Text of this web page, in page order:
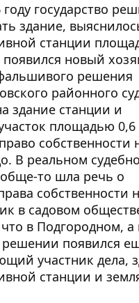
году государство
здание,
станции
появился новый
решения
районного
здание станции и
площадью 0,6
собственности
В реальном
то шла речь о
собственности
в садовом
в Подгородном, а
появился
участник дела,
станции и